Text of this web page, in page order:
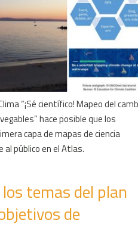
“¡Sé científico! Mapeo del
hace posible que los
capa de mapas de ciencia
público en el Atlas.
temas del plan
de